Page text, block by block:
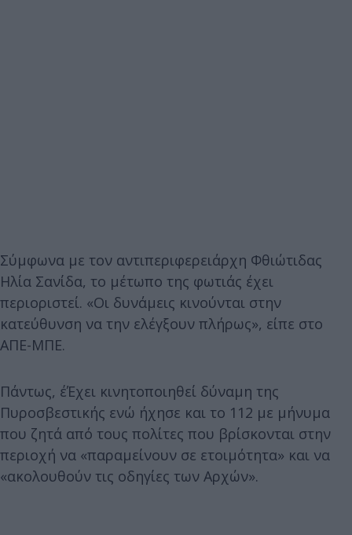
Σύμφωνα με τον αντιπεριφερειάρχη Φθιώτιδας
Ηλία Σανίδα, το μέτωπο της φωτιάς έχει
περιοριστεί. «Οι δυνάμεις κινούνται στην
κατεύθυνση να την ελέγξουν πλήρως», είπε στο
ΑΠΕ-ΜΠΕ.
Πάντως, έΈχει κινητοποιηθεί δύναμη της
Πυροσβεστικής ενώ ήχησε και το 112 με μήνυμα
που ζητά από τους πολίτες που βρίσκονται στην
περιοχή να «παραμείνουν σε ετοιμότητα» και να
«ακολουθούν τις οδηγίες των Αρχών».